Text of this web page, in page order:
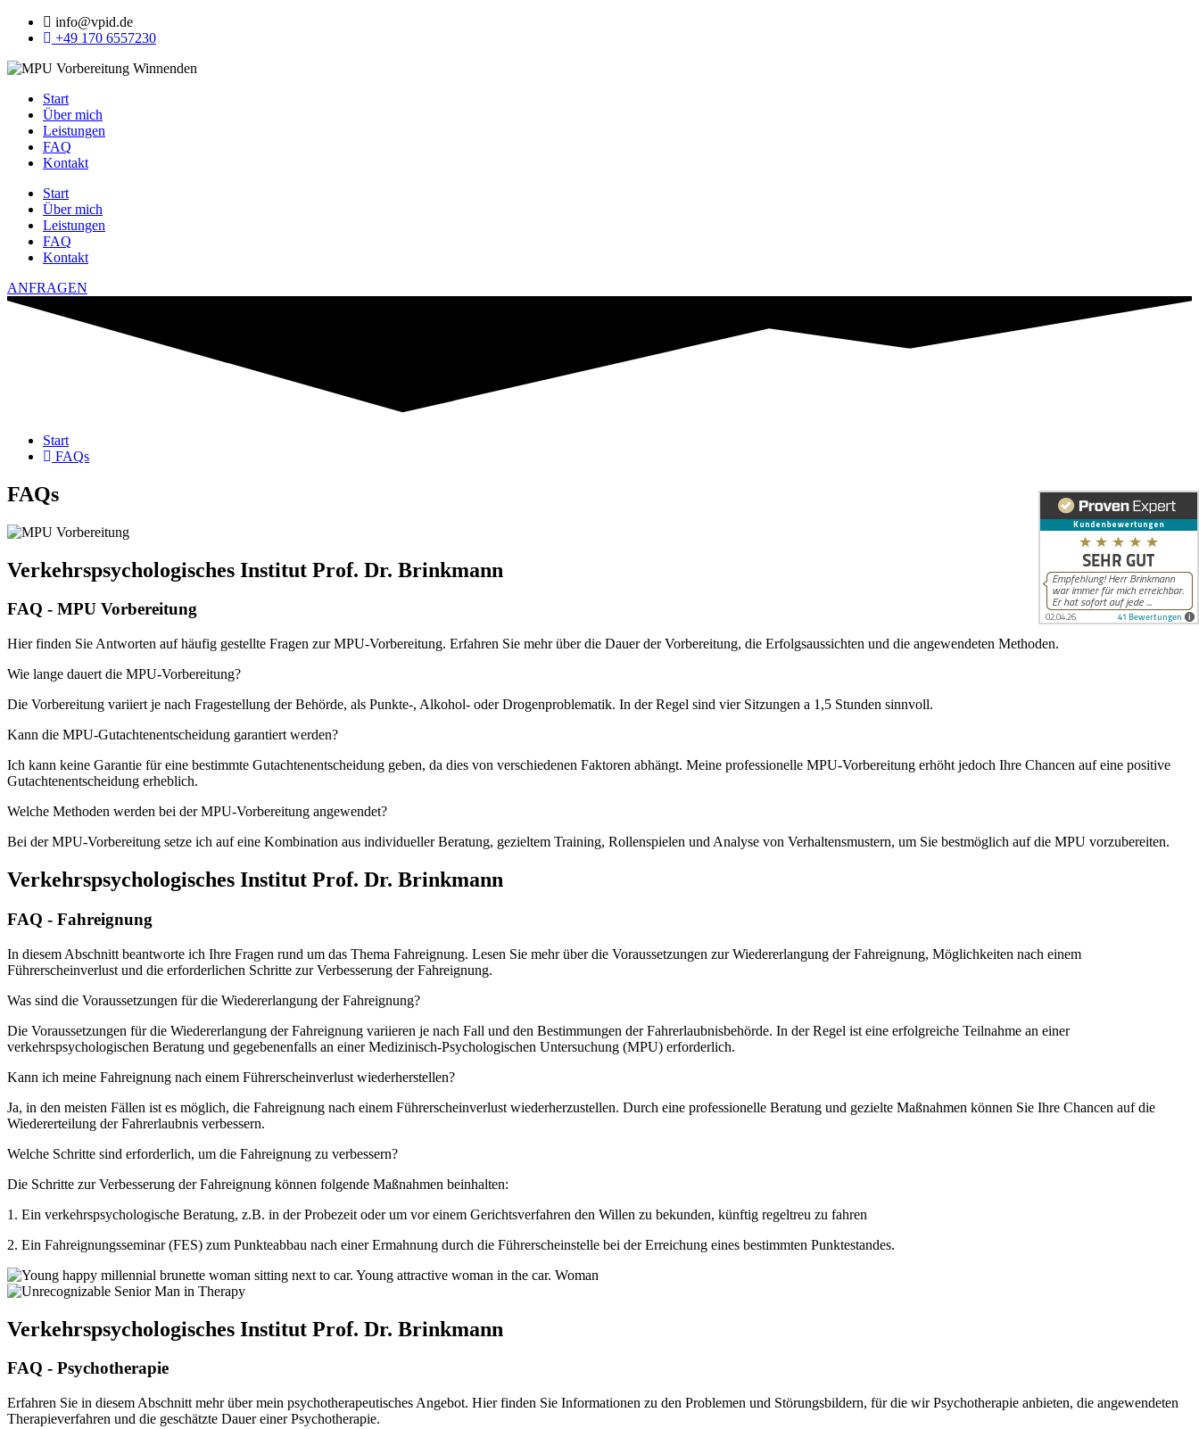
info@vpid.de
+49 170 6557230
Start
Über mich
Leistungen
FAQ
Kontakt
Start
Über mich
Leistungen
FAQ
Kontakt
ANFRAGEN
Start
FAQs
FAQs
Verkehrspsychologisches Institut Prof. Dr. Brinkmann
FAQ - MPU Vorbereitung
Hier finden Sie Antworten auf häufig gestellte Fragen zur MPU-Vorbereitung. Erfahren Sie mehr über die Dauer der Vorbereitung, die Erfolgsaussichten und die angewendeten Methoden.
Wie lange dauert die MPU-Vorbereitung?
Die Vorbereitung variiert je nach Fragestellung der Behörde, als Punkte-, Alkohol- oder Drogenproblematik. In der Regel sind vier Sitzungen a 1,5 Stunden sinnvoll.
Kann die MPU-Gutachtenentscheidung garantiert werden?
Ich kann keine Garantie für eine bestimmte Gutachtenentscheidung geben, da dies von verschiedenen Faktoren abhängt. Meine professionelle MPU-Vorbereitung erhöht jedoch Ihre Chancen auf eine positive
Gutachtenentscheidung erheblich.
Welche Methoden werden bei der MPU-Vorbereitung angewendet?
Bei der MPU-Vorbereitung setze ich auf eine Kombination aus individueller Beratung, gezieltem Training, Rollenspielen und Analyse von Verhaltensmustern, um Sie bestmöglich auf die MPU vorzubereiten.
Verkehrspsychologisches Institut Prof. Dr. Brinkmann
FAQ - Fahreignung
In diesem Abschnitt beantworte ich Ihre Fragen rund um das Thema Fahreignung. Lesen Sie mehr über die Voraussetzungen zur Wiedererlangung der Fahreignung, Möglichkeiten nach einem
Führerscheinverlust und die erforderlichen Schritte zur Verbesserung der Fahreignung.
Was sind die Voraussetzungen für die Wiedererlangung der Fahreignung?
Die Voraussetzungen für die Wiedererlangung der Fahreignung variieren je nach Fall und den Bestimmungen der Fahrerlaubnisbehörde. In der Regel ist eine erfolgreiche Teilnahme an einer
verkehrspsychologischen Beratung und gegebenenfalls an einer Medizinisch-Psychologischen Untersuchung (MPU) erforderlich.
Kann ich meine Fahreignung nach einem Führerscheinverlust wiederherstellen?
Ja, in den meisten Fällen ist es möglich, die Fahreignung nach einem Führerscheinverlust wiederherzustellen. Durch eine professionelle Beratung und gezielte Maßnahmen können Sie Ihre Chancen auf die
Wiedererteilung der Fahrerlaubnis verbessern.
Welche Schritte sind erforderlich, um die Fahreignung zu verbessern?
Die Schritte zur Verbesserung der Fahreignung können folgende Maßnahmen beinhalten:
1. Ein verkehrspsychologische Beratung, z.B. in der Probezeit oder um vor einem Gerichtsverfahren den Willen zu bekunden, künftig regeltreu zu fahren
2. Ein Fahreignungsseminar (FES) zum Punkteabbau nach einer Ermahnung durch die Führerscheinstelle bei der Erreichung eines bestimmten Punktestandes.
Verkehrspsychologisches Institut Prof. Dr. Brinkmann
FAQ - Psychotherapie
Erfahren Sie in diesem Abschnitt mehr über mein psychotherapeutisches Angebot. Hier finden Sie Informationen zu den Problemen und Störungsbildern, für die wir Psychotherapie anbieten, die angewendeten
Therapieverfahren und die geschätzte Dauer einer Psychotherapie.